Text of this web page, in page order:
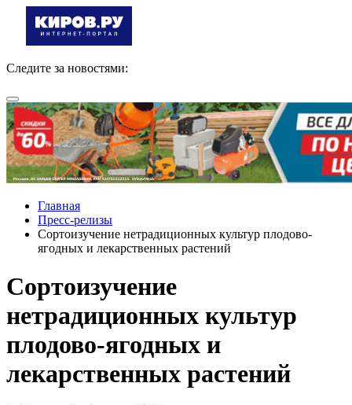
Следите за новостями:
Главная
Пресс-релизы
Сортоизучение нетрадиционных культур плодово-
ягодных и лекарственных растений
Сортоизучение
нетрадиционных культур
плодово-ягодных и
лекарственных растений